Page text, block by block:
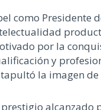
como Presidente
por la
y
la imagen de
prestigio alcanzado